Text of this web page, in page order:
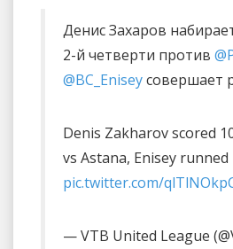
Денис Захаров
2-й четверти против
@BC_Eniseyсовершает
Denis Zakharov scored
vs Astana, Enisey runned
pic.twitter.com/
— VTB United League